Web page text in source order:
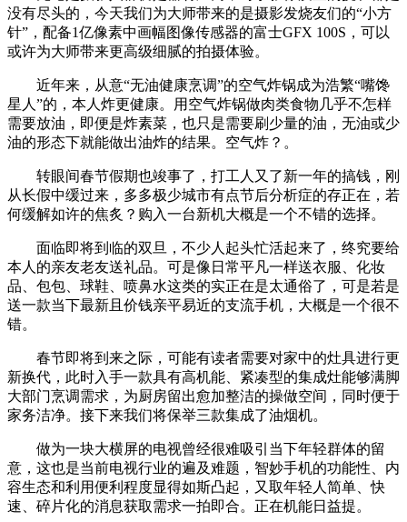
没有尽头的，今天我们为大师带来的是摄影发烧友们的“小方
针”，配备1亿像素中画幅图像传感器的富士GFX 100S，可以
或许为大师带来更高级细腻的拍摄体验。
近年来，从意“无油健康烹调”的空气炸锅成为浩繁“嘴馋
星人”的，本人炸更健康。用空气炸锅做肉类食物几乎不怎样
需要放油，即便是炸素菜，也只是需要刷少量的油，无油或少
油的形态下就能做出油炸的结果。空气炸？。
转眼间春节假期也竣事了，打工人又了新一年的搞钱，刚
从长假中缓过来，多多极少城市有点节后分析症的存正在，若
何缓解如许的焦炙？购入一台新机大概是一个不错的选择。
面临即将到临的双旦，不少人起头忙活起来了，终究要给
本人的亲友老友送礼品。可是像日常平凡一样送衣服、化妆
品、包包、球鞋、喷鼻水这类的实正在是太通俗了，可是若是
送一款当下最新且价钱亲平易近的支流手机，大概是一个很不
错。
春节即将到来之际，可能有读者需要对家中的灶具进行更
新换代，此时入手一款具有高机能、紧凑型的集成灶能够满脚
大部门烹调需求，为厨房留出愈加整洁的操做空间，同时便于
家务洁净。接下来我们将保举三款集成了油烟机。
做为一块大横屏的电视曾经很难吸引当下年轻群体的留
意，这也是当前电视行业的遍及难题，智妙手机的功能性、内
容生态和利用便利程度显得如斯凸起，又取年轻人简单、快
速、碎片化的消息获取需求一拍即合。正在机能日益提。